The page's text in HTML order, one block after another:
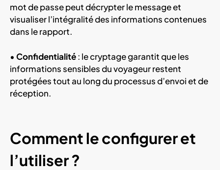
mot de passe peut décrypter le message et
visualiser l’intégralité des informations contenues
dans le rapport.
• Confidentialité: le cryptage garantit que les
informations sensibles du voyageur restent
protégées tout au long du processus d’envoi et de
réception.
Comment le configurer et
l’utiliser ?